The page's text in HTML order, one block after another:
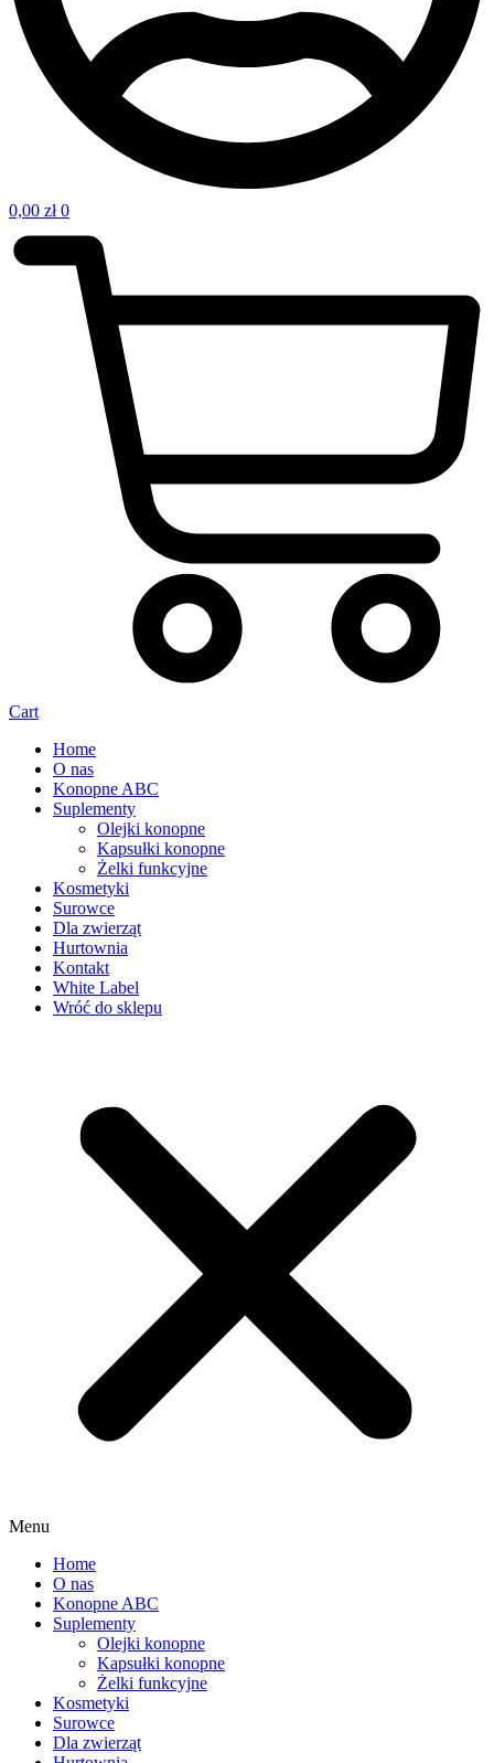
0,00 zł 0
Cart
Home
O nas
Konopne ABC
Suplementy
Olejki konopne
Kapsułki konopne
Żelki funkcyjne
Kosmetyki
Surowce
Dla zwierząt
Hurtownia
Kontakt
White Label
Wróć do sklepu
Menu
Home
O nas
Konopne ABC
Suplementy
Olejki konopne
Kapsułki konopne
Żelki funkcyjne
Kosmetyki
Surowce
Dla zwierząt